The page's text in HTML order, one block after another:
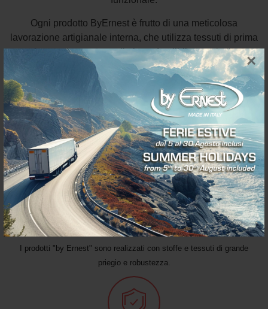
×
Ogni prodotto ByErnest è frutto di una meticolosa
lavorazione artigianale interna, che utilizza tessuti di prima
scelta per creare uno stile inconfondibilmente italiano.
Che tu sia un’azienda, un autista professionista o un
appassionato di viaggi su strada, ByErnest è la scelta
ideale per un comfort senza pari e un'estetica raffinata.
Esplora la nostra collezione e vivi un'esperienza di guida
unica.
MATERIALI DI ALTA QUALITÀ
I prodotti "by Ernest" sono realizzati con stoffe e tessuti di grande
priegio e robustezza.